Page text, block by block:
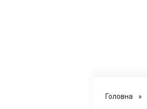
Головна »